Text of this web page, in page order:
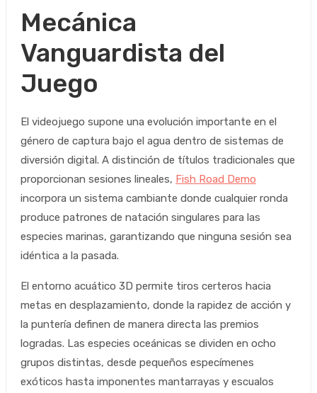
Mecánica
Vanguardista del
Juego
El videojuego supone una evolución importante en el
género de captura bajo el agua dentro de sistemas de
diversión digital. A distinción de títulos tradicionales que
proporcionan sesiones lineales, Fish Road Demo
incorpora un sistema cambiante donde cualquier ronda
produce patrones de natación singulares para las
especies marinas, garantizando que ninguna sesión sea
idéntica a la pasada.
El entorno acuático 3D permite tiros certeros hacia
metas en desplazamiento, donde la rapidez de acción y
la puntería definen de manera directa las premios
logradas. Las especies oceánicas se dividen en ocho
grupos distintas, desde pequeños especímenes
exóticos hasta imponentes mantarrayas y escualos